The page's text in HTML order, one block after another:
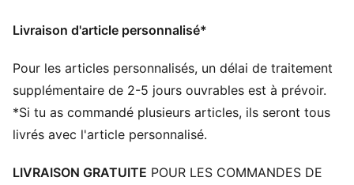
Col en maille extensible
Semelle extérieure FLEXGILITY avec une configuration
circulaire des crampons pour des rotations rapides et
une agilité à 360 degrés
FG/AG : idéal pour les terrains durs et sur les terrains
PUMA Enfant et Adolescent : recommandé pour les
Livraison d'article personnalisé*
Pour les articles personnalisés, un délai de traitement
supplémentaire de 2-5 jours ouvrables est à prévoir.
*Si tu as commandé plusieurs articles, ils seront tous
livrés avec l'article personnalisé.
LIVRAISON GRATUITE POUR LES COMMANDES DE